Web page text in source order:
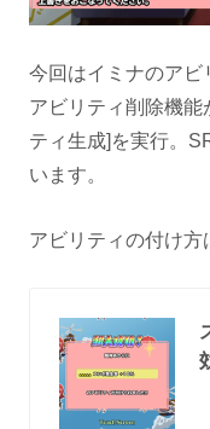
今回はイミナのアビ
アビリティ削除機能
ティ生成]を実行。
います。
アビリティの付け方